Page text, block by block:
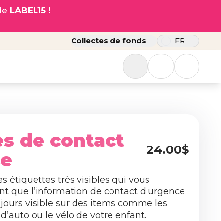
LABEL15 !
Collectes de fonds FR
de contact
24.00$
étiquettes très visibles qui vous
que l’information de contact d’urgence
visible sur des items comme les
ou le vélo de votre enfant.